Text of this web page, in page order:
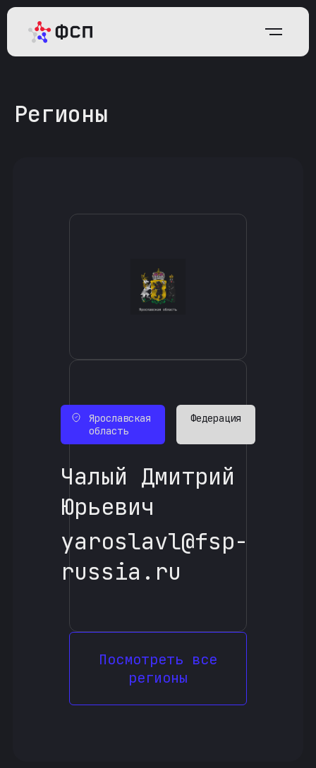
Регионы
Ярославская
область
Федерация
Чалый Дмитрий
Юрьевич
yaroslavl@fsp-
russia.ru
Посмотреть все
регионы